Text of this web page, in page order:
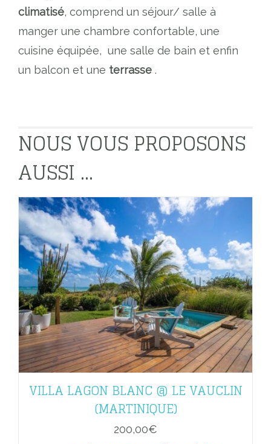
climatisé, comprend un séjour/ salle à
manger une chambre confortable, une
cuisine équipée, une salle de bain et enfin
un balcon et une terrasse .
NOUS VOUS PROPOSONS
AUSSI ...
VILLA LAGON BLANC @ LE VAUCLIN
(MARTINIQUE)
200,00€